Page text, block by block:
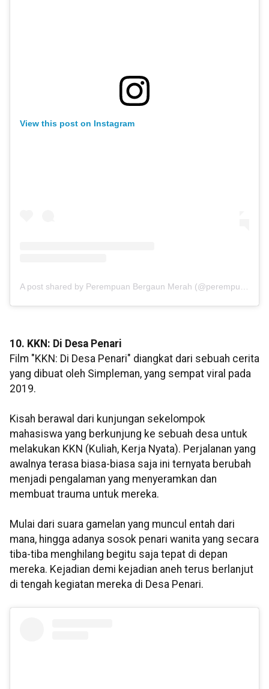
View this post on Instagram
10. KKN: Di Desa Penari
Film "KKN: Di Desa Penari" diangkat dari sebuah cerita
yang dibuat oleh Simpleman, yang sempat viral pada
2019.
Kisah berawal dari kunjungan sekelompok
mahasiswa yang berkunjung ke sebuah desa untuk
melakukan KKN (Kuliah, Kerja Nyata). Perjalanan yang
awalnya terasa biasa-biasa saja ini ternyata berubah
menjadi pengalaman yang menyeramkan dan
membuat trauma untuk mereka.
Mulai dari suara gamelan yang muncul entah dari
mana, hingga adanya sosok penari wanita yang secara
tiba-tiba menghilang begitu saja tepat di depan
mereka. Kejadian demi kejadian aneh terus berlanjut
di tengah kegiatan mereka di Desa Penari.